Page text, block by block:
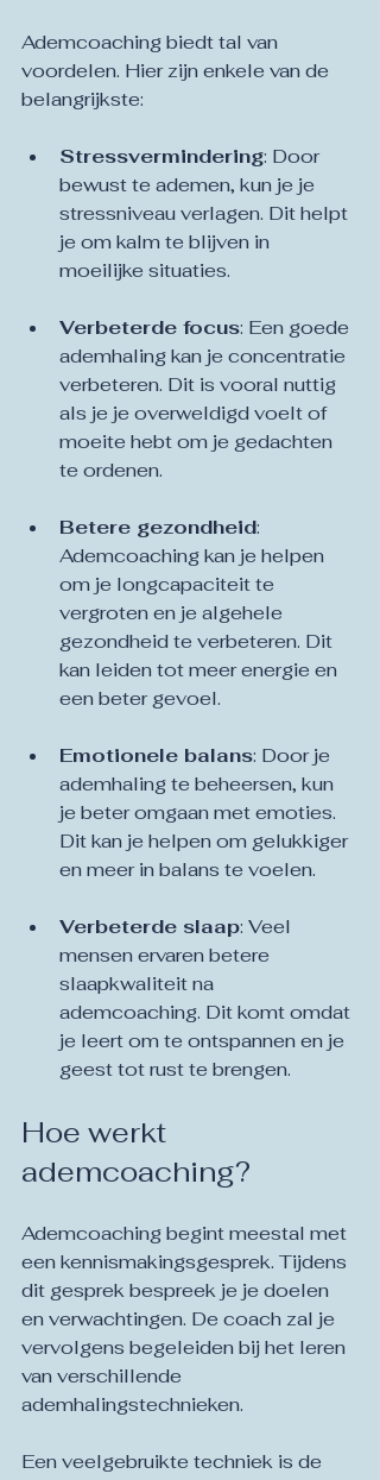
Ademcoaching biedt tal van
voordelen. Hier zijn enkele van de
belangrijkste:
Stressvermindering: Door
bewust te ademen, kun je je
stressniveau verlagen. Dit helpt
je om kalm te blijven in
moeilijke situaties.
Verbeterde focus: Een goede
ademhaling kan je concentratie
verbeteren. Dit is vooral nuttig
als je je overweldigd voelt of
moeite hebt om je gedachten
te ordenen.
Betere gezondheid:
Ademcoaching kan je helpen
om je longcapaciteit te
vergroten en je algehele
gezondheid te verbeteren. Dit
kan leiden tot meer energie en
een beter gevoel.
Emotionele balans: Door je
ademhaling te beheersen, kun
je beter omgaan met emoties.
Dit kan je helpen om gelukkiger
en meer in balans te voelen.
Verbeterde slaap: Veel
mensen ervaren betere
slaapkwaliteit na
ademcoaching. Dit komt omdat
je leert om te ontspannen en je
geest tot rust te brengen.
Hoe werkt
ademcoaching?
Ademcoaching begint meestal met
een kennismakingsgesprek. Tijdens
dit gesprek bespreek je je doelen
en verwachtingen. De coach zal je
vervolgens begeleiden bij het leren
van verschillende
ademhalingstechnieken.
Een veelgebruikte techniek is de